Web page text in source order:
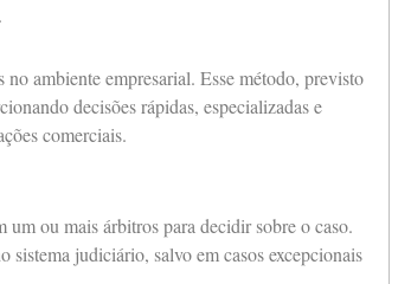
ambiente empresarial. Esse método, previsto
decisões rápidas, especializadas e
comerciais.
um ou mais árbitros para decidir sobre o caso.
judiciário, salvo em casos excepcionais